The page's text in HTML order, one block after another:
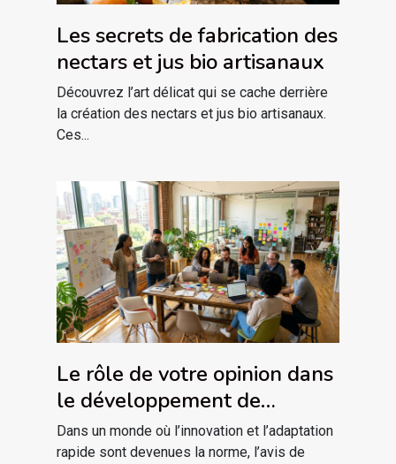
Les secrets de fabrication des
nectars et jus bio artisanaux
Découvrez l’art délicat qui se cache derrière
la création des nectars et jus bio artisanaux.
Ces...
Le rôle de votre opinion dans
le développement de
nouveaux produits
Dans un monde où l’innovation et l’adaptation
rapide sont devenues la norme, l’avis de